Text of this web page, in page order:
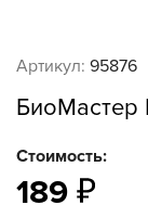
Артикул: 95876
БиоМастер
Стоимость:
189